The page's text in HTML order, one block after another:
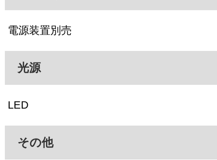
電源装置別売
光源
LED
その他